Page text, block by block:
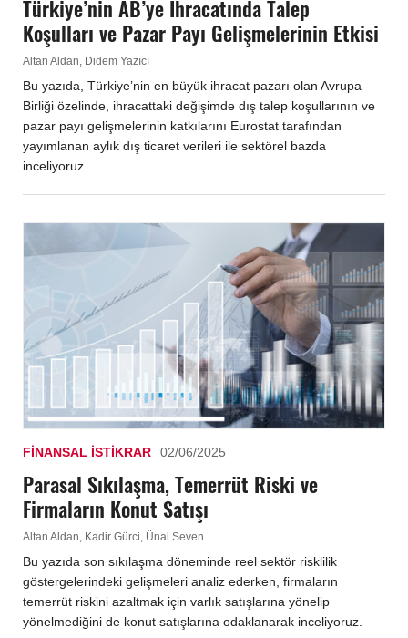
Türkiye’nin AB’ye İhracatında Talep
Koşulları ve Pazar Payı Gelişmelerinin Etkisi
Altan Aldan, Didem Yazıcı
Bu yazıda, Türkiye’nin en büyük ihracat pazarı olan Avrupa
Birliği özelinde, ihracattaki değişimde dış talep koşullarının ve
pazar payı gelişmelerinin katkılarını Eurostat tarafından
yayımlanan aylık dış ticaret verileri ile sektörel bazda
inceliyoruz.
FINANSAL İSTIKRAR 02/06/2025
Parasal Sıkılaşma, Temerrüt Riski ve
Firmaların Konut Satışı
Altan Aldan, Kadir Gürci, Ünal Seven
Bu yazıda son sıkılaşma döneminde reel sektör risklilik
göstergelerindeki gelişmeleri analiz ederken, firmaların
temerrüt riskini azaltmak için varlık satışlarına yönelip
yönelmediğini de konut satışlarına odaklanarak inceliyoruz.